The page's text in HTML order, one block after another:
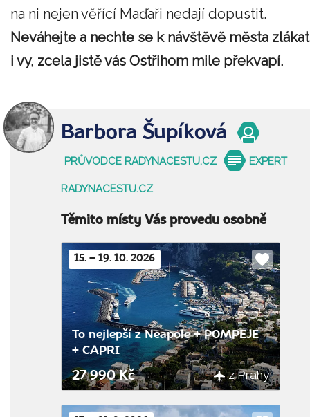
na ni nejen věřící Maďaři nedají dopustit.
Neváhejte a nechte se k návštěvě města zlákat
i vy, zcela jistě vás Ostřihom mile překvapí.
Barbora Šupíková
PRŮVODCE RADYNACESTU.CZ EXPERT
RADYNACESTU.CZ
Těmito místy Vás provedu osobně
15. – 19. 10. 2026
Do
oblíbených
To nejlepší z Neapole + POMPEJE
+ CAPRI
27 990 Kč z Prahy